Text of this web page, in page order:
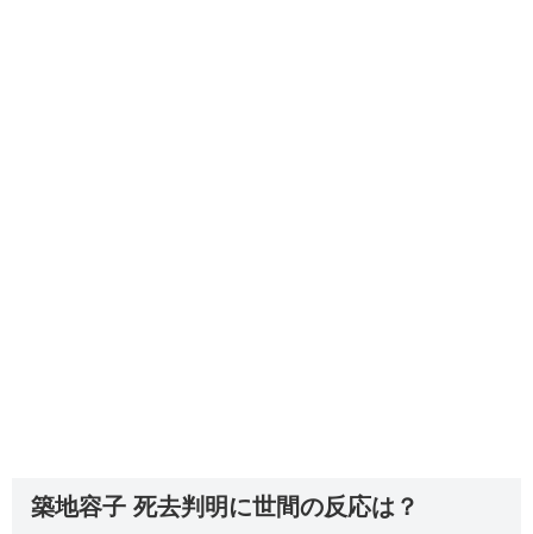
築地容子 死去判明に世間の反応は？